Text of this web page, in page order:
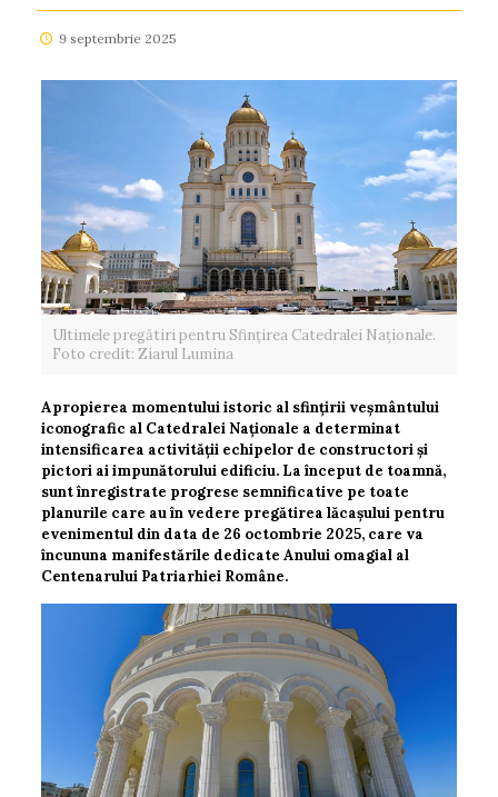
9 septembrie 2025
Ultimele pregătiri pentru Sfințirea Catedralei Naționale.
Foto credit: Ziarul Lumina
Apropierea momentului istoric al sfințirii veșmântului
iconografic al Catedralei Naționale a determinat
intensificarea activității echipelor de constructori și
pictori ai impunătorului edificiu. La început de toamnă,
sunt înregistrate progrese semnificative pe toate
planurile care au în vedere pregătirea lăcașului pentru
evenimentul din data de 26 octombrie 2025, care va
încununa manifestările dedicate Anului omagial al
Centenarului Patriarhiei Române.